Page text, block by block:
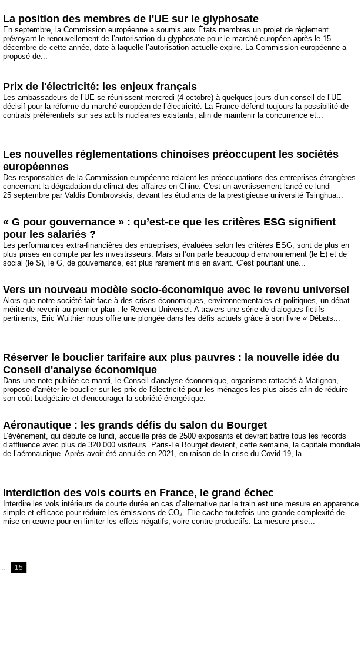
La position des membres de l'UE sur le glyphosate
En septembre, la Commission européenne a soumis aux États membres un projet de règlement
prévoyant le renouvellement de l’autorisation du glyphosate pour le marché européen après le 15
décembre de cette année, date à laquelle l’autorisation actuelle expire. La Commission européenne a
proposé de...
Prix de l'électricité: les enjeux français
Les ambassadeurs de l’UE se réunissent mercredi (4 octobre) à quelques jours d’un conseil de l’UE
décisif pour la réforme du marché européen de l’électricité. La France défend toujours la possibilité de
contrats préférentiels sur ses actifs nucléaires existants, afin de maintenir la concurrence et...
Les nouvelles réglementations chinoises préoccupent les sociétés
européennes
Des responsables de la Commission européenne relaient les préoccupations des entreprises étrangères
concernant la dégradation du climat des affaires en Chine. C'est un avertissement lancé ce lundi
25 septembre par Valdis Dombrovskis, devant les étudiants de la prestigieuse université Tsinghua...
« G pour gouvernance » : qu’est-ce que les critères ESG signifient
pour les salariés ?
Les performances extra-financières des entreprises, évaluées selon les critères ESG, sont de plus en
plus prises en compte par les investisseurs. Mais si l’on parle beaucoup d’environnement (le E) et de
social (le S), le G, de gouvernance, est plus rarement mis en avant. C’est pourtant une...
Vers un nouveau modèle socio-économique avec le revenu universel
Alors que notre société fait face à des crises économiques, environnementales et politiques, un débat
mérite de revenir au premier plan : le Revenu Universel. A travers une série de dialogues fictifs
pertinents, Eric Wuithier nous offre une plongée dans les défis actuels grâce à son livre « Débats...
Réserver le bouclier tarifaire aux plus pauvres : la nouvelle idée du
Conseil d'analyse économique
Dans une note publiée ce mardi, le Conseil d'analyse économique, organisme rattaché à Matignon,
propose d'arrêter le bouclier sur les prix de l'électricité pour les ménages les plus aisés afin de réduire
son coût budgétaire et d'encourager la sobriété énergétique.
Aéronautique : les grands défis du salon du Bourget
L’événement, qui débute ce lundi, accueille près de 2500 exposants et devrait battre tous les records
d’affluence avec plus de 320.000 visiteurs. Paris-Le Bourget devient, cette semaine, la capitale mondiale
de l’aéronautique. Après avoir été annulée en 2021, en raison de la crise du Covid-19, la...
Interdiction des vols courts en France, le grand échec
Interdire les vols intérieurs de courte durée en cas d’alternative par le train est une mesure en apparence
simple et efficace pour réduire les émissions de CO₂. Elle cache toutefois une grande complexité de
mise en œuvre pour en limiter les effets négatifs, voire contre-productifs. La mesure prise...
... 15